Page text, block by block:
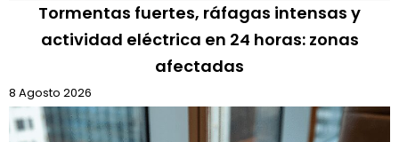
Tormentas fuertes, ráfagas intensas y
actividad eléctrica en 24 horas: zonas
afectadas
8 Agosto 2026